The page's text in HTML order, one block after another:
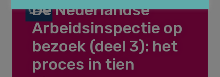
Huurrecht
Financieel recht & Insolventierecht
Over Law&Pepper
Onze kernwaarden
Nieuws
De Nederlandse
Arbeidsinspectie op
bezoek (deel 3): het
proces in tien